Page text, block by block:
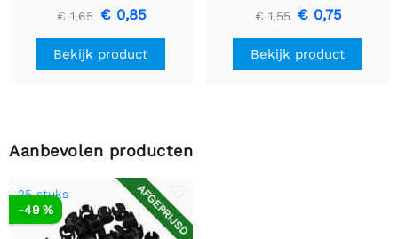
€ 1,65 € 0,85
Bekijk product
€ 1,55 € 0,75
Bekijk product
Aanbevolen producten
AFGEPRIJSD
25 stuks
-49 %